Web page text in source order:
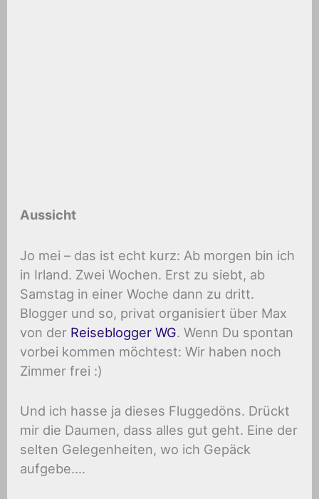
Aussicht
Jo mei – das ist echt kurz: Ab morgen bin ich
in Irland. Zwei Wochen. Erst zu siebt, ab
Samstag in einer Woche dann zu dritt.
Blogger und so, privat organisiert über Max
von der Reiseblogger WG. Wenn Du spontan
vorbei kommen möchtest: Wir haben noch
Zimmer frei :)
Und ich hasse ja dieses Fluggedöns. Drückt
mir die Daumen, dass alles gut geht. Eine der
selten Gelegenheiten, wo ich Gepäck
aufgebe….